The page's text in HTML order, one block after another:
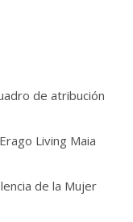
de atribución
Living Maia
de la Mujer